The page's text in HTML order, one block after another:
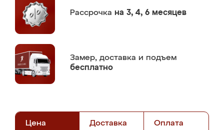
Рассрочка на 3, 4, 6 месяцев
Замер, доставка и подъем
бесплатно
Цена Доставка Оплата